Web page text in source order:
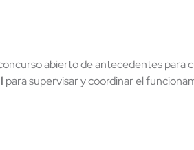
abierto de antecedentes para
para supervisar y coordinar el